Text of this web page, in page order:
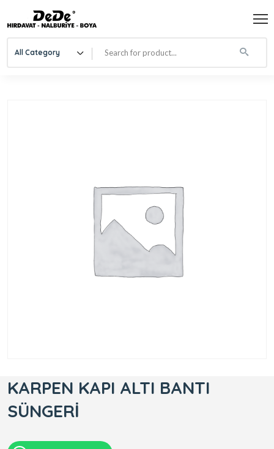
All Category
KARPEN KAPI ALTI BANTI
SÜNGERİ